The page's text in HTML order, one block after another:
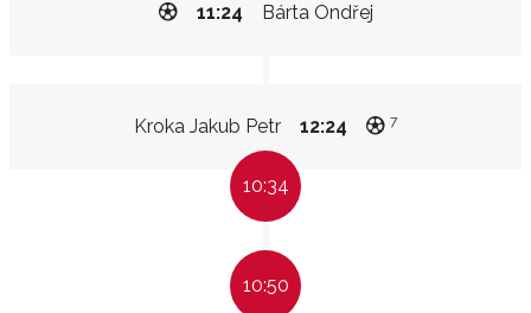
Bárta Ondřej
11:24
Kroka Jakub Petr 12:24 7
10:34
10:50